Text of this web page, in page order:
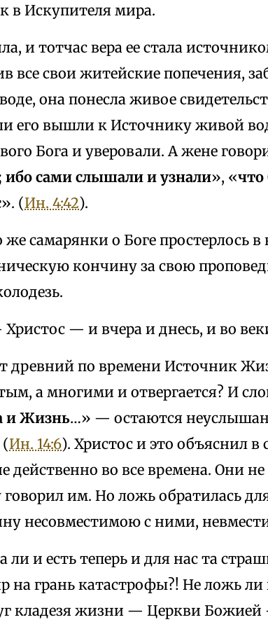
в Искупителя мира.
и тотчас вера ее стала
все свои житейские попечения,
она понесла живое
его вышли к Источнику живой
Бога и уверовали. А жене
ибо сами слышали и узнали», «что
». (Ин. 4:42).
же самарянки о Боге простерлось
кончину за свою
— и вчера и днесь, и во
древний по времени Источник
а многими и отвергается? И
и Жизнь…» — остаются
Ин. 14:6). Христос и это объяснил в
действенно во все времена. Они
им. Но ложь обратилась
несовместимою с ними,
и есть теперь и для нас та
грань катастрофы?! Не ложь ли
кладезя жизни — Церкви